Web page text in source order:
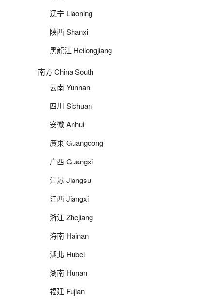
辽宁 Liaoning
陕西 Shanxi
黑龍江 Heilongjiang
南方 China South
云南 Yunnan
四川 Sichuan
安徽 Anhui
廣東 Guangdong
广西 Guangxi
江苏 Jiangsu
江西 Jiangxi
浙江 Zhejiang
海南 Hainan
湖北 Hubei
湖南 Hunan
福建 Fujian